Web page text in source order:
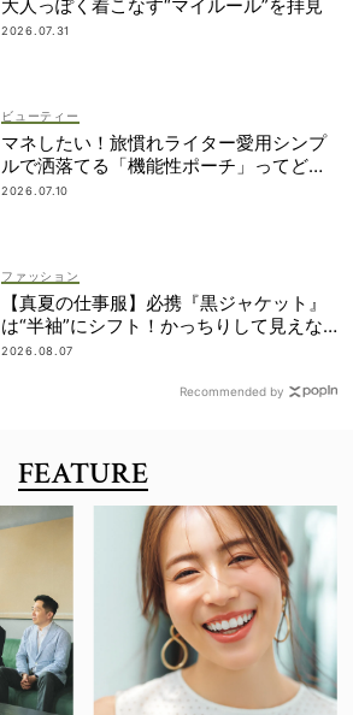
大人っぽく着こなす“マイルール”を拝見
2026.07.31
ビューティー
マネしたい！旅慣れライター愛用シンプ
ルで洒落てる「機能性ポーチ」ってどこ
の？
2026.07.10
ファッション
【真夏の仕事服】必携『黒ジャケット』
は“半袖”にシフト！かっちりして見えな
いデザインに注目
2026.08.07
Recommended by
FEATURE